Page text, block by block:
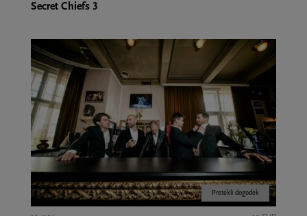
Secret Chiefs 3
Pretekli dogodek